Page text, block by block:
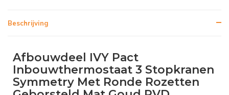
Beschrijving
Afbouwdeel IVY Pact
Inbouwthermostaat 3 Stopkranen
Symmetry Met Ronde Rozetten